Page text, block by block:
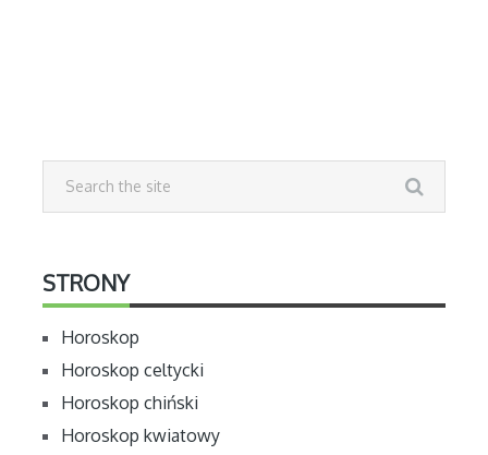
STRONY
Horoskop
Horoskop celtycki
Horoskop chiński
Horoskop kwiatowy